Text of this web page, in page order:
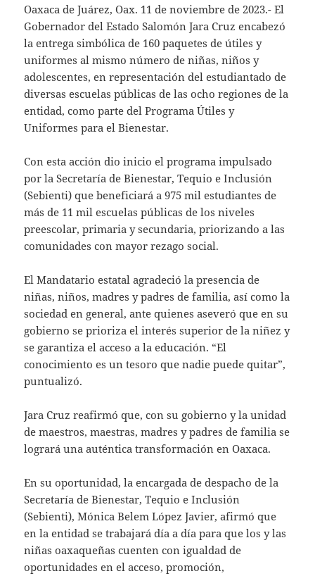
Oaxaca de Juárez, Oax. 11 de noviembre de 2023.- El
Gobernador del Estado Salomón Jara Cruz encabezó
la entrega simbólica de 160 paquetes de útiles y
uniformes al mismo número de niñas, niños y
adolescentes, en representación del estudiantado de
diversas escuelas públicas de las ocho regiones de la
entidad, como parte del Programa Útiles y
Uniformes para el Bienestar.
Con esta acción dio inicio el programa impulsado
por la Secretaría de Bienestar, Tequio e Inclusión
(Sebienti) que beneficiará a 975 mil estudiantes de
más de 11 mil escuelas públicas de los niveles
preescolar, primaria y secundaria, priorizando a las
comunidades con mayor rezago social.
El Mandatario estatal agradeció la presencia de
niñas, niños, madres y padres de familia, así como la
sociedad en general, ante quienes aseveró que en su
gobierno se prioriza el interés superior de la niñez y
se garantiza el acceso a la educación. “El
conocimiento es un tesoro que nadie puede quitar”,
puntualizó.
Jara Cruz reafirmó que, con su gobierno y la unidad
de maestros, maestras, madres y padres de familia se
logrará una auténtica transformación en Oaxaca.
En su oportunidad, la encargada de despacho de la
Secretaría de Bienestar, Tequio e Inclusión
(Sebienti), Mónica Belem López Javier, afirmó que
en la entidad se trabajará día a día para que los y las
niñas oaxaqueñas cuenten con igualdad de
oportunidades en el acceso, promoción,